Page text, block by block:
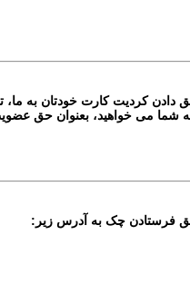
Atashi Dar Sineh Daram Javedani
Yoones Khanbeigi یونس خان بیگی
Taa Baad Chenin Baada
Rameshgaran
Fazel Jamshidi فاضل جمشیدی
دادن کردیت کارت خودتان به ما،
شما می خواهید، بعنوان حق